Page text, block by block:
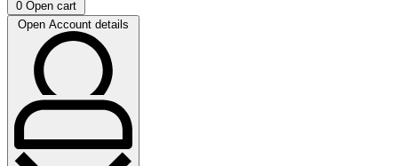
0 Open cart
Open Account details